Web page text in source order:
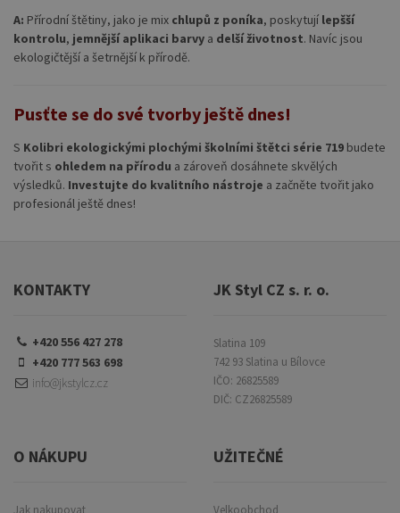
A: Přírodní štětiny, jako je mix chlupů z poníka, poskytují lepšší
kontrolu, jemnější aplikaci barvy a delší životnost. Navíc jsou
ekologičtější a šetrnější k přírodě.
Pusťte se do své tvorby ještě dnes!
S Kolibri ekologickými plochými školními štětci série 719 budete
tvořit s ohledem na přírodu a zároveň dosáhnete skvělých
výsledků. Investujte do kvalitního nástroje a začněte tvořit jako
profesionál ještě dnes!
KONTAKTY
+420 556 427 278
+420 777 563 698
info@jkstylcz.cz
JK Styl CZ s. r. o.
Slatina 109
742 93 Slatina u Bílovce
IČO: 26825589
DIČ: CZ26825589
O NÁKUPU
Jak nakupovat
UŽITEČNÉ
Velkoobchod